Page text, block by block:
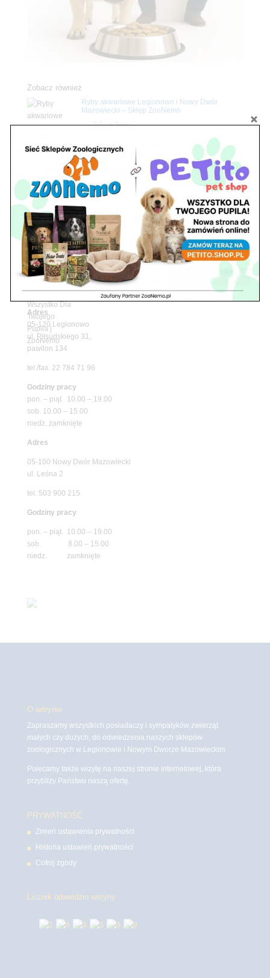
Zobacz również
Z Życia Sklepu
Ryby akwariowe Legionowo i Nowy Dwór
Mazowiecki – Sklep ZooNemo
Z Życia Sklepu
Stwórz podwodne arcydzieło: Najpiękniejsze
rośliny akwariowe w ZooNemo – Legionowo i
Nowy Dwór Mazowiecki
Upały wracają! Zadbaj o komfort swojego pupila
z matami chłodzącymi ZooNemo
Z Życia Sklepu
Petito Pet Shop – Internetowy Sklep Zoologiczny
Online! Wszystko Dla Twojego Pupila | ZooNemo
Adres
05-120 Legionowo
ul. Piłsudskiego 31,
pawilon 134
tel./fax. 22 784 71 96
Godziny pracy
pon. – piąt. 10.00 – 19.00
sob. 10.00 – 15.00
niedz. zamknięte
Adres
05-100 Nowy Dwór Mazowiecki
ul. Leśna 2
tel. 503 900 215
Godziny pracy
pon. – piąt. 10.00 – 19.00
sob. 8.00 – 15.00
niedz. zamknięte
O witrynie
Zapraszamy wszystkich posiadaczy i sympatyków zwierząt
małych czy dużych, do odwiedzenia naszych sklepów
zoologicznych w Legionowie i Nowym Dworze Mazowieckim
Polecamy także wizytę na naszej stronie internetowej, która
przybliży Państwu naszą ofertę.
PRYWATNOŚĆ
Zmień ustawienia prywatności
Historia ustawień prywatności
Cofnij zgody
Licznik odwiedzin witryny